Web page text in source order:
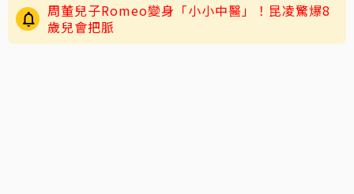
男星二度罹急性白血病！淚揭抗癌歷程：痛苦到
不想回想